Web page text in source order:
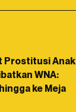
Prostitusi Anak
WNA:
ke Meja